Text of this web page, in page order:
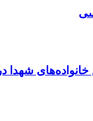
خانواده‌های